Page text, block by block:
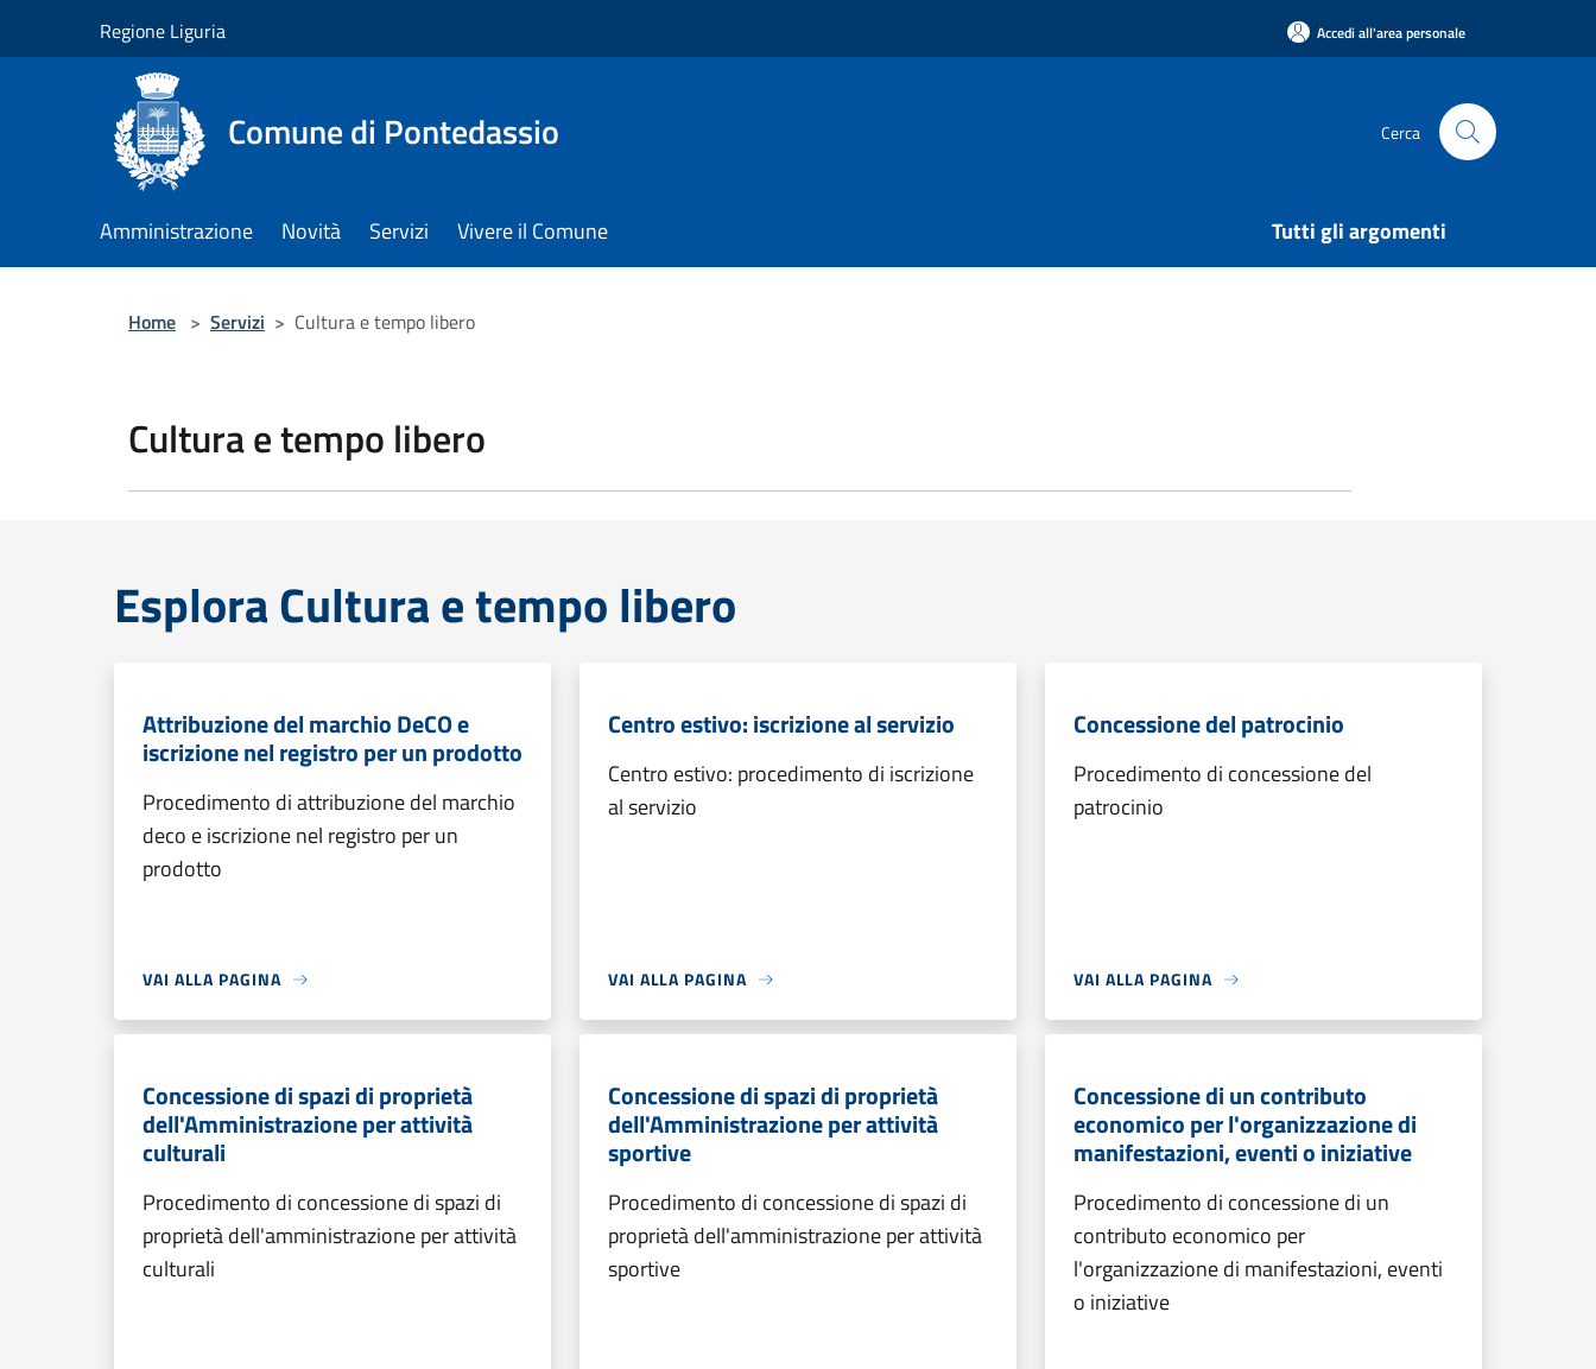
Regione Liguria Accedi all'area personale
Comune di Pontedassio Cerca
Amministrazione Novità Servizi Vivere il Comune Tutti gli argomenti
Home > Servizi > Cultura e tempo libero
Cultura e tempo libero
Esplora Cultura e tempo libero
Attribuzione del marchio DeCO e
iscrizione nel registro per un prodotto
Procedimento di attribuzione del marchio
deco e iscrizione nel registro per un
prodotto
VAI ALLA PAGINA
Centro estivo: iscrizione al servizio
Centro estivo: procedimento di iscrizione
al servizio
VAI ALLA PAGINA
Concessione del patrocinio
Procedimento di concessione del
patrocinio
VAI ALLA PAGINA
Concessione di spazi di proprietà
dell'Amministrazione per attività
culturali
Procedimento di concessione di spazi di
proprietà dell'amministrazione per attività
culturali
Concessione di spazi di proprietà
dell'Amministrazione per attività
sportive
Procedimento di concessione di spazi di
proprietà dell'amministrazione per attività
sportive
Concessione di un contributo
economico per l'organizzazione di
manifestazioni, eventi o iniziative
Procedimento di concessione di un
contributo economico per
l'organizzazione di manifestazioni, eventi
o iniziative